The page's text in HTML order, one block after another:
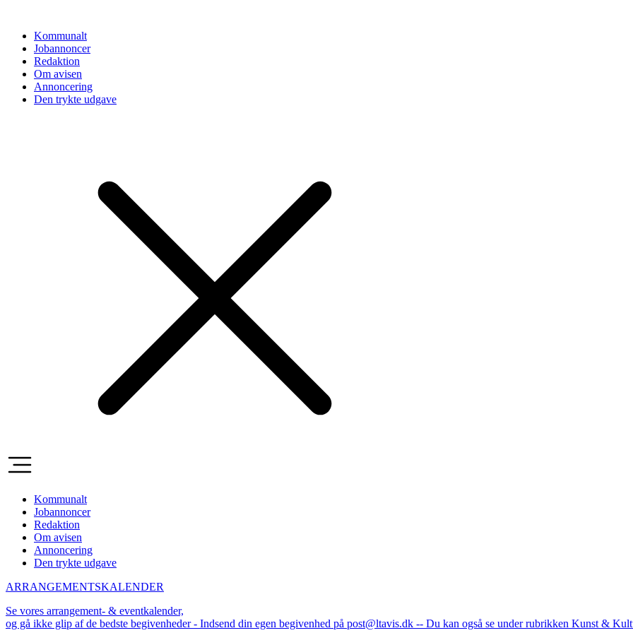
indholdKommunalt
Jobannoncer
Redaktion
Om avisen
Annoncering
Den trykte udgave
Kommunalt
Jobannoncer
Redaktion
Om avisen
Annoncering
Den trykte udgave
ARRANGEMENTSKALENDER
Se vores arrangement- & eventkalender,
og gå ikke glip af de bedste begivenheder - Indsend din egen begivenhed på post@ltavis.dk -- Du kan også se under rubrikken Kunst &